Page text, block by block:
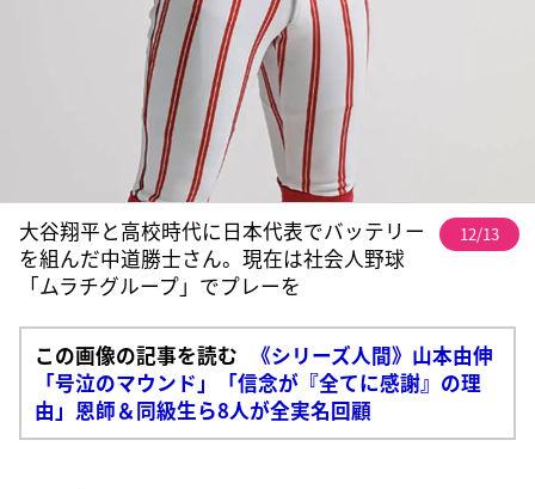
大谷翔平と高校時代に日本代表でバッテリー
を組んだ中道勝士さん。現在は社会人野球
「ムラチグループ」でプレーを
12/13
この画像の記事を読む
《シリーズ人間》山本由伸
「号泣のマウンド」「信念が『全てに感謝』の理
由」恩師＆同級生ら8人が全実名回顧